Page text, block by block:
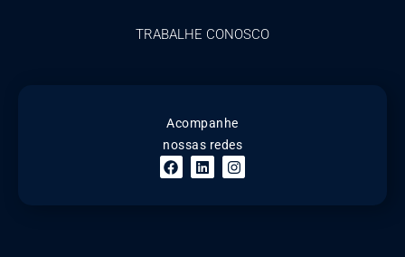
TRABALHE CONOSCO
Acompanhe
nossas redes